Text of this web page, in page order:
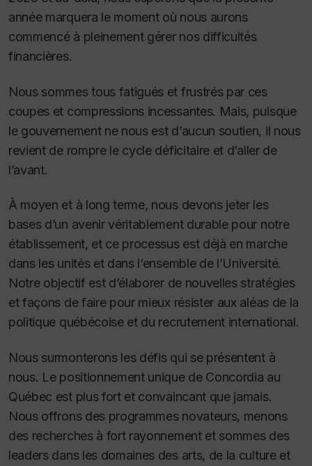
année marquera le moment où nous aurons
commencé à pleinement gérer nos difficultés
financières.
Nous sommes tous fatigués et frustrés par ces
coupes et compressions incessantes. Mais, puisque
le gouvernement ne nous est d’aucun soutien, il nous
revient de rompre le cycle déficitaire et d’aller de
l’avant.
À moyen et à long terme, nous devons jeter les
bases d’un avenir véritablement durable pour notre
établissement, et ce processus est déjà en marche
dans les unités et dans l’ensemble de l’Université.
Notre objectif est d’élaborer de nouvelles stratégies
et façons de faire pour mieux résister aux aléas de la
politique québécoise et du recrutement international.
Nous surmonterons les défis qui se présentent à
nous. Le positionnement unique de Concordia au
Québec est plus fort et convaincant que jamais.
Nous offrons des programmes novateurs, menons
des recherches à fort rayonnement et sommes des
leaders dans les domaines des arts, de la culture et